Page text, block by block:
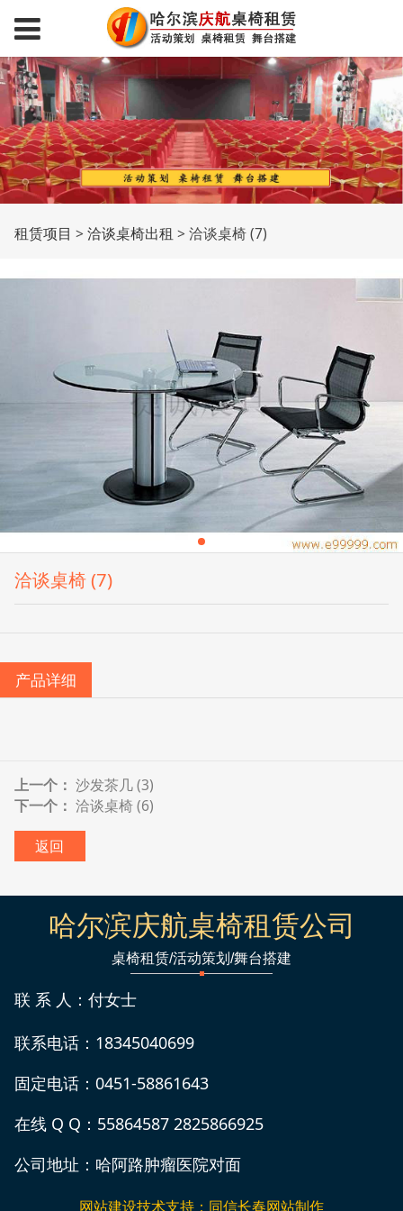
洽谈桌椅 (7)
租赁项目 >洽谈桌椅出租>洽谈桌椅 (7)
洽谈桌椅 (7)
产品详细
上一个： 沙发茶几 (3)
下一个： 洽谈桌椅 (6)
返回
哈尔滨庆航桌椅租赁公司
桌椅租赁/活动策划/舞台搭建
联 系 人：付女士
联系电话：18345040699
固定电话：0451-58861643
在线 Q Q：55864587 2825866925
公司地址：哈阿路肿瘤医院对面
网站建设技术支持：同信长春网站制作